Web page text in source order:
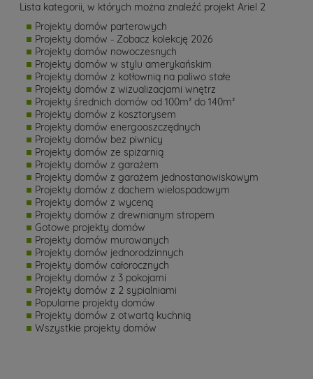
Lista kategorii, w których można znaleźć projekt Ariel 2
Projekty domów parterowych
Projekty domów - Zobacz kolekcję 2026
Projekty domów nowoczesnych
Projekty domów w stylu amerykańskim
Projekty domów z kotłownią na paliwo stałe
Projekty domów z wizualizacjami wnętrz
Projekty średnich domów od 100m² do 140m²
Projekty domów z kosztorysem
Projekty domów energooszczędnych
Projekty domów bez piwnicy
Projekty domów ze spiżarnią
Projekty domów z garażem
Projekty domów z garażem jednostanowiskowym
Projekty domów z dachem wielospadowym
Projekty domów z wyceną
Projekty domów z drewnianym stropem
Gotowe projekty domów
Projekty domów murowanych
Projekty domów jednorodzinnych
Projekty domów całorocznych
Projekty domów z 3 pokojami
Projekty domów z 2 sypialniami
Popularne projekty domów
Projekty domów z otwartą kuchnią
Wszystkie projekty domów